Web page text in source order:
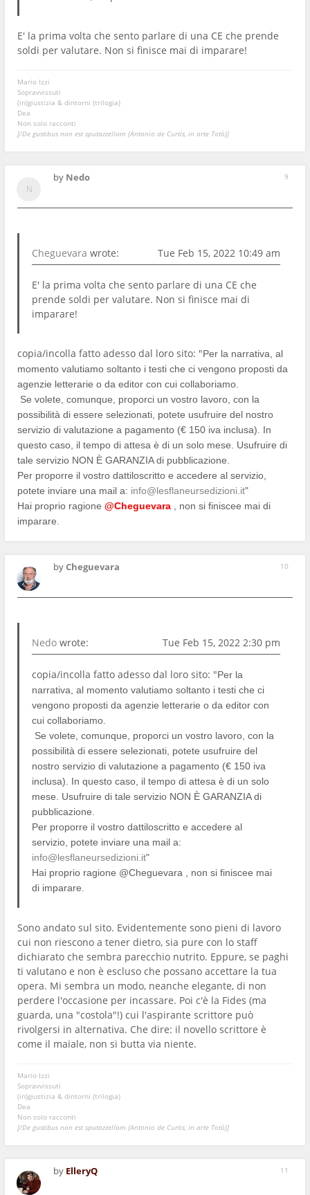
E' la prima volta che sento parlare di una CE che prende
soldi per valutare. Non si finisce mai di imparare!
Mario Izzi
Sopravvissuti
(in)giustizia & dintorni (trilogia)
Dea
Non solo racconti
[/De gustibus non est sputazzellam (Antonio de Curtis, in arte Totò)]
9
by Nedo
Cheguevara wrote: Tue Feb 15, 2022 10:49 am
E' la prima volta che sento parlare di una CE che
prende soldi per valutare. Non si finisce mai di
imparare!
copia/incolla fatto adesso dal loro sito: " Per la narrativa, al
momento valutiamo soltanto i testi che ci vengono proposti da
agenzie letterarie o da editor con cui collaboriamo.
Se volete, comunque, proporci un vostro lavoro, con la
possibilità di essere selezionati, potete usufruire del nostro
servizio di valutazione a pagamento (€ 150 iva inclusa). In
questo caso, il tempo di attesa è di un solo mese. Usufruire di
tale servizio NON È GARANZIA di pubblicazione.
Per proporre il vostro dattiloscritto e accedere al servizio,
potete inviare una mail a: info@lesflaneursedizioni.it"
Hai proprio ragione @Cheguevara , non si finiscee mai di
imparare.
10
byCheguevara
Nedo wrote: Tue Feb 15, 2022 2:30 pm
copia/incolla fatto adesso dal loro sito: " Per la
narrativa, al momento valutiamo soltanto i testi che ci
vengono proposti da agenzie letterarie o da editor con
cui collaboriamo.
Se volete, comunque, proporci un vostro lavoro, con la
possibilità di essere selezionati, potete usufruire del
nostro servizio di valutazione a pagamento (€ 150 iva
inclusa). In questo caso, il tempo di attesa è di un solo
mese. Usufruire di tale servizio NON È GARANZIA di
pubblicazione.
Per proporre il vostro dattiloscritto e accedere al
servizio, potete inviare una mail a:
info@lesflaneursedizioni.it"
Hai proprio ragione @Cheguevara , non si finiscee mai
di imparare.
Sono andato sul sito. Evidentemente sono pieni di lavoro
cui non riescono a tener dietro, sia pure con lo staff
dichiarato che sembra parecchio nutrito. Eppure, se paghi
ti valutano e non è escluso che possano accettare la tua
opera. Mi sembra un modo, neanche elegante, di non
perdere l'occasione per incassare. Poi c'è la Fides (ma
guarda, una "costola"!) cui l'aspirante scrittore può
rivolgersi in alternativa. Che dire: il novello scrittore è
come il maiale, non si butta via niente.
Mario Izzi
Sopravvissuti
(in)giustizia & dintorni (trilogia)
Dea
Non solo racconti
[/De gustibus non est sputazzellam (Antonio de Curtis, in arte Totò)]
11
by ElleryQ